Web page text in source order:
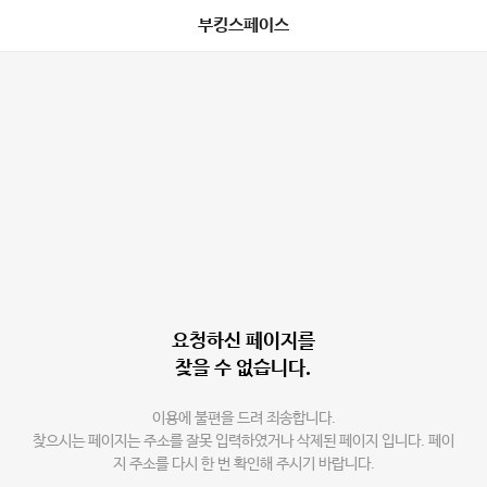
부킹스페이스
요청하신 페이지를
찾을 수 없습니다.
이용에 불편을 드려 죄송합니다.
찾으시는 페이지는 주소를 잘못 입력하였거나 삭제된 페이지 입니다. 페이
지 주소를 다시 한 번 확인해 주시기 바랍니다.